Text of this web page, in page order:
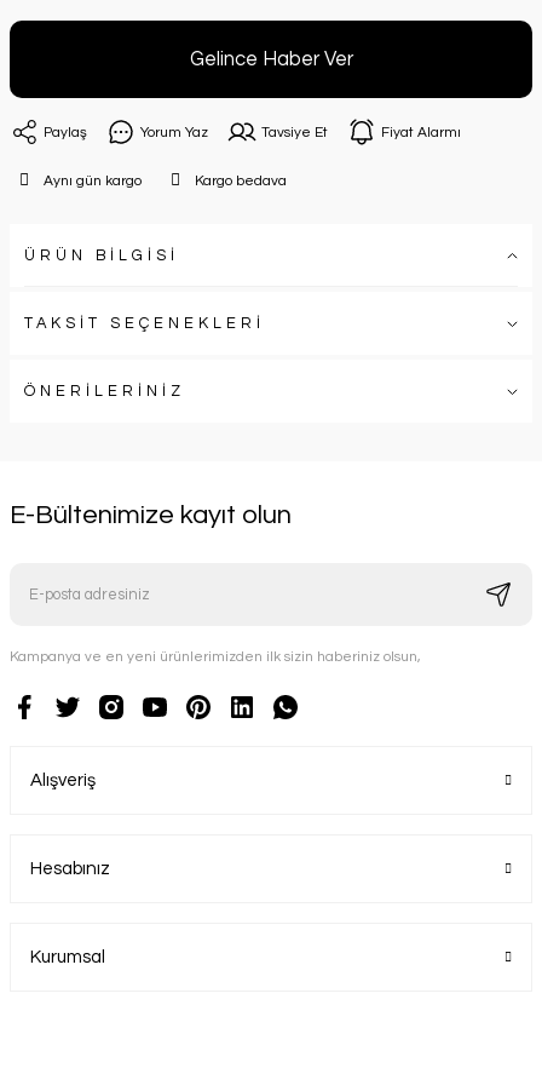
Gelince Haber Ver
Paylaş Yorum Yaz Tavsiye Et Fiyat Alarmı
Aynı gün kargo Kargo bedava
ÜRÜN BİLGİSİ
TAKSİT SEÇENEKLERİ
ÖNERİLERİNİZ
E-Bültenimize kayıt olun
Kampanya ve en yeni ürünlerimizden ilk sizin haberiniz olsun,
Alışveriş
Hesabınız
Kurumsal